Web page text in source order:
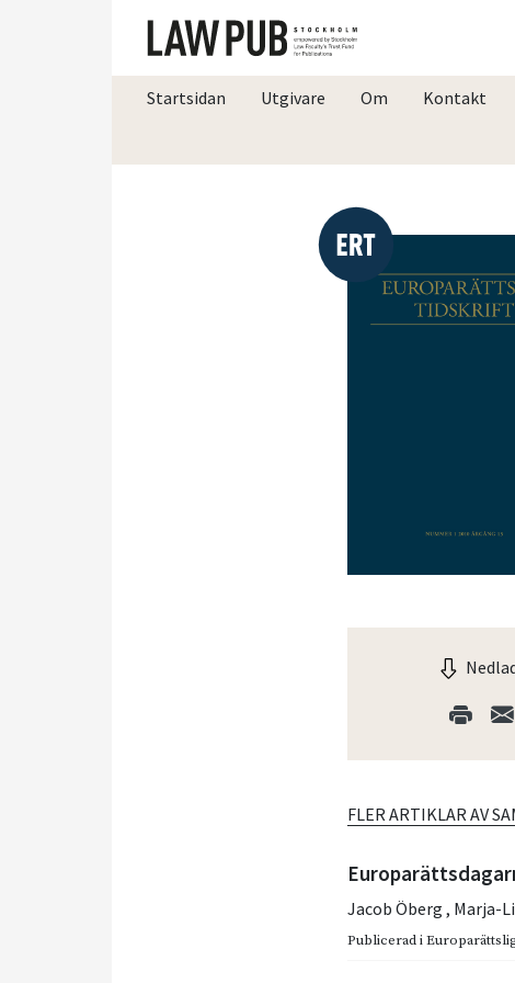
Startsidan Utgivare Om Kontakt
FLER ARTIKLAR AV
Jacob Öberg, Marja-
Publicerad i